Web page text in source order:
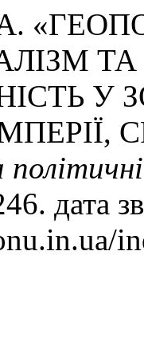
А.
ТА
У
дата